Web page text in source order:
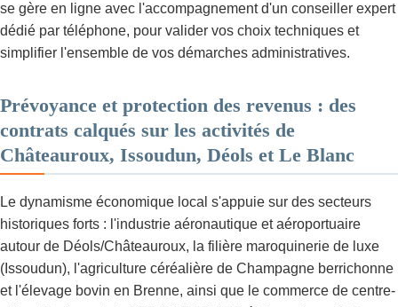
se gère en ligne avec l'accompagnement d'un conseiller expert
dédié par téléphone, pour valider vos choix techniques et
simplifier l'ensemble de vos démarches administratives.
Prévoyance et protection des revenus : des
contrats calqués sur les activités de
Châteauroux, Issoudun, Déols et Le Blanc
Le dynamisme économique local s'appuie sur des secteurs
historiques forts : l'industrie aéronautique et aéroportuaire
autour de Déols/Châteauroux, la filière maroquinerie de luxe
(Issoudun), l'agriculture céréalière de Champagne berrichonne
et l'élevage bovin en Brenne, ainsi que le commerce de centre-